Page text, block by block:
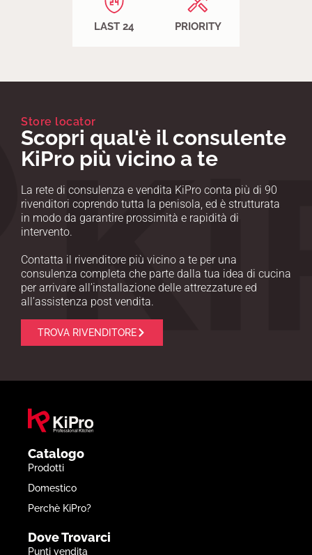
LAST 24 PRIORITY
Store locator
Scopri qual'è il consulente
KiPro più vicino a te
La rete di consulenza e vendita KiPro conta più di 90
rivenditori coprendo tutta la penisola, ed è strutturata
in modo da garantire prossimità e rapidità di
intervento.
Contatta il rivenditore più vicino a te per una
consulenza completa che parte dalla tua idea di cucina
per arrivare all’installazione delle attrezzature ed
all’assistenza post vendita.
TROVA RIVENDITORE
Catalogo
Prodotti
Domestico
Perchè KiPro?
Dove Trovarci
Punti vendita